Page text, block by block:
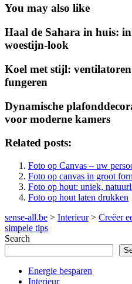
You may also like
Haal de Sahara in huis:
woestijn-look
Koel met stijl:
fungeren
Dynamische
voor moderne kamers
Related posts:
Foto op Canvas – uw
Foto op canvas in groot
Foto op hout: uniek,
Foto op hout laten drukken
sense-all.be > Interieur> Creëer
simpele tips
Search
Energie besparen
Interieur